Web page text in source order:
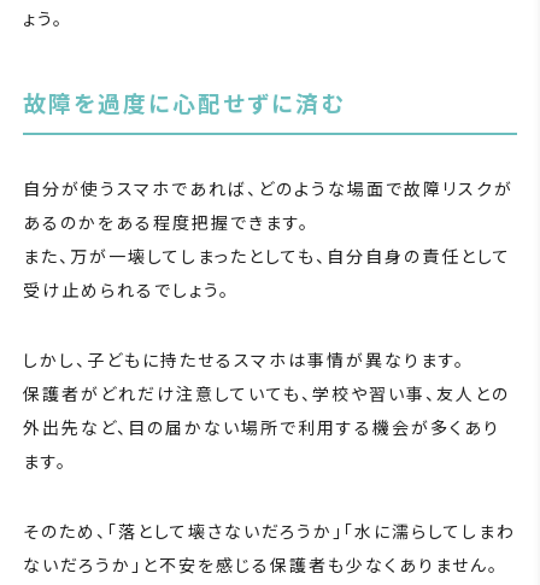
ょう。
故障を過度に心配せずに済む
自分が使うスマホであれば、どのような場面で故障リスクが
あるのかをある程度把握できます。
また、万が一壊してしまったとしても、自分自身の責任として
受け止められるでしょう。
しかし、子どもに持たせるスマホは事情が異なります。
保護者がどれだけ注意していても、学校や習い事、友人との
外出先など、目の届かない場所で利用する機会が多くあり
ます。
そのため、「落として壊さないだろうか」「水に濡らしてしまわ
ないだろうか」と不安を感じる保護者も少なくありません。